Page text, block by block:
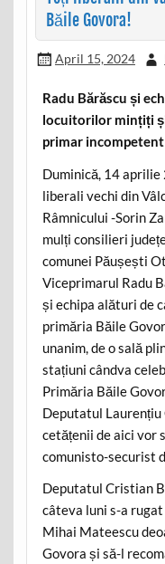
Băile Govora!
April 15, 2024
Radu Bărăscu și
locuitorilor mințiți
primar
Duminică, 14
liberali vechi din
Râmnicului -Sorin
mulți consilieri
comunei Păușești
Viceprimarul Radu
și echipa alături de
primăria Băile
unanim, de o sală
stațiuni cândva
Primăria Băile
Deputatul Laurențiu
cetățenii de aici vor
comunisto-securist
Deputatul Cristian
câteva luni s-a
Mihai Mateescu
Govora și să-l